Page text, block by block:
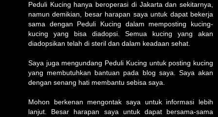
Peduli Kucing hanya beroperasi di Jakarta dan sekitarnya,
namun demikian, besar harapan saya untuk dapat bekerja
sama dengan Peduli Kucing dalam memposting kucing-
kucing yang bisa diadopsi. Semua kucing yang akan
diadopsikan telah di steril dan dalam keadaan sehat.
Saya juga mengundang Peduli Kucing untuk posting kucing
yang membutuhkan bantuan pada blog saya. Saya akan
dengan senang hati membantu sebisa saya.
Mohon berkenan mengontak saya untuk informasi lebih
lanjut. Besar harapan saya untuk dapat bersama-sama